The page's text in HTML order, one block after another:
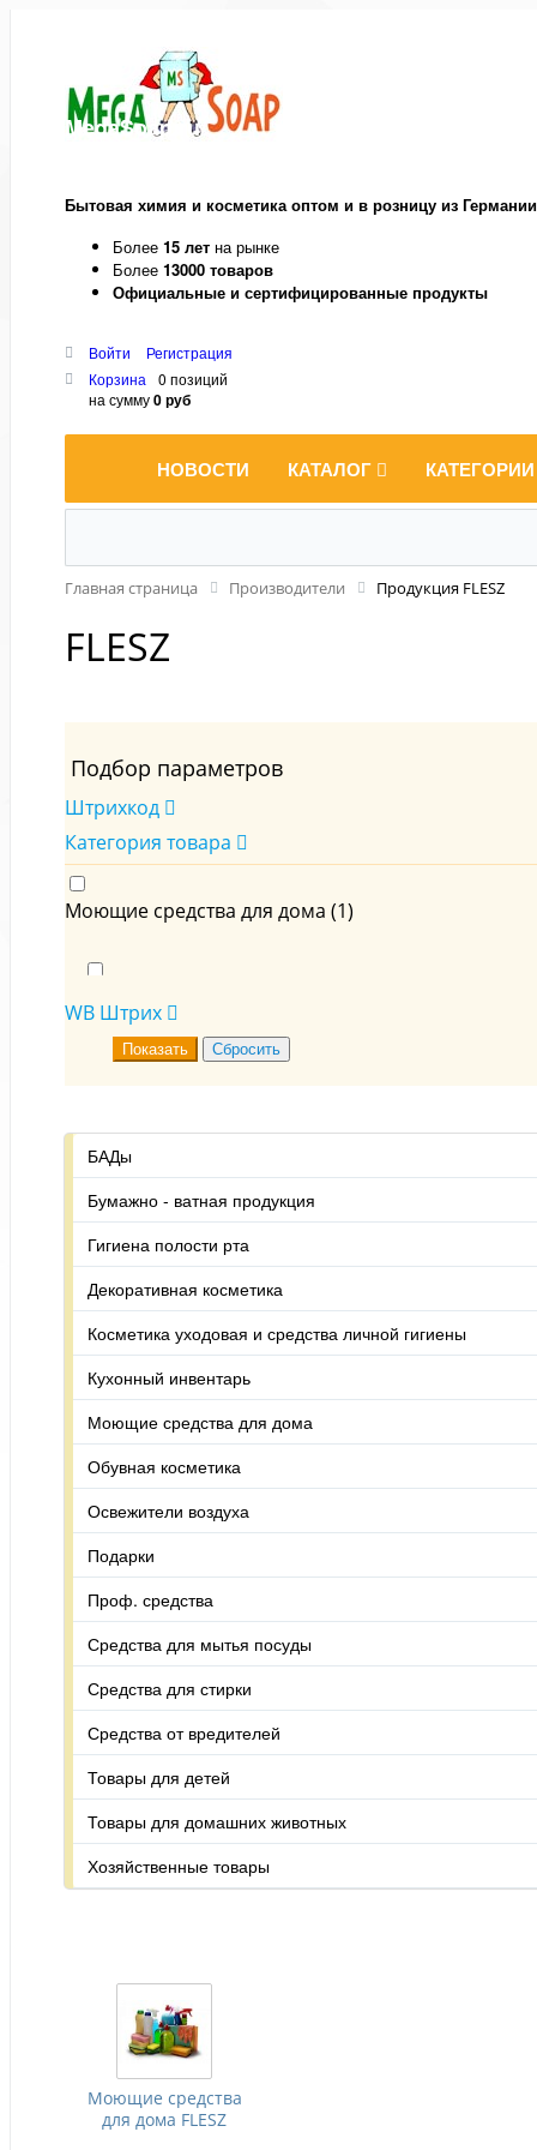
MegaSoap.ru
Бытовая химия и косметика оптом и в розницу из
Более 15 лет на рынке
Более 13000 товаров
Официальные и сертифицированные продукты
Войти
Регистрация
Корзина
0 позиций
на сумму0 руб
НОВОСТИ КАТАЛОГ КАТЕГОРИИ
Главная страница Производители Продукция FLESZ
FLESZ
Подбор параметров
Штрихкод
Категория товара
Моющие средства для дома (1)
WB Штрих
БАДы
Бумажно - ватная продукция
Гигиена полости рта
Декоративная косметика
Косметика уходовая и средства личной гигиены
Кухонный инвентарь
Моющие средства для дома
Обувная косметика
Освежители воздуха
Подарки
Проф. средства
Средства для мытья посуды
Средства для стирки
Средства от вредителей
Товары для детей
Товары для домашних животных
Хозяйственные товары
Моющие средства
для дома FLESZ